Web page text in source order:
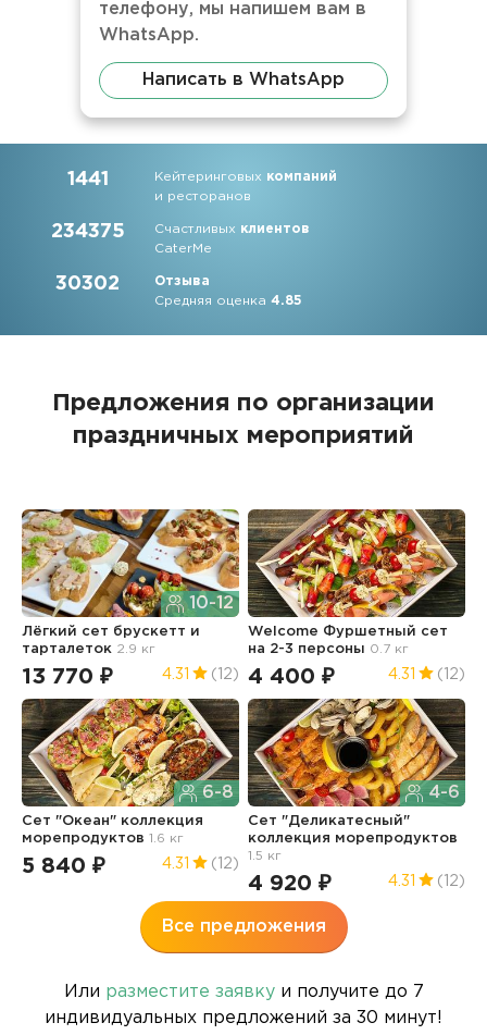
телефону, мы напишем вам в
WhatsApp.
Написать в WhatsApp
1441 Кейтеринговых компаний
и ресторанов
234375 Счастливых клиентов
CaterMe
30302
Отзыва
Средняя оценка4.85
Предложения по организации
праздничных мероприятий
10-12
Лёгкий сет брускетт и
тарталеток 2.9 кг
13 770 ₽ 4.31 (12)
Welcome Фуршетный сет
на 2-3 персоны 0.7 кг
4 400 ₽ 4.31 (12)
6-8
Сет "Океан" коллекция
морепродуктов1.6 кг
5 840 ₽ 4.31 (12)
4-6
Сет "Деликатесный"
коллекция морепродуктов
1.5 кг
4 920 ₽ 4.31 (12)
Все предложения
Или разместите заявкуи получите до 7
индивидуальных предложений за 30 минут!